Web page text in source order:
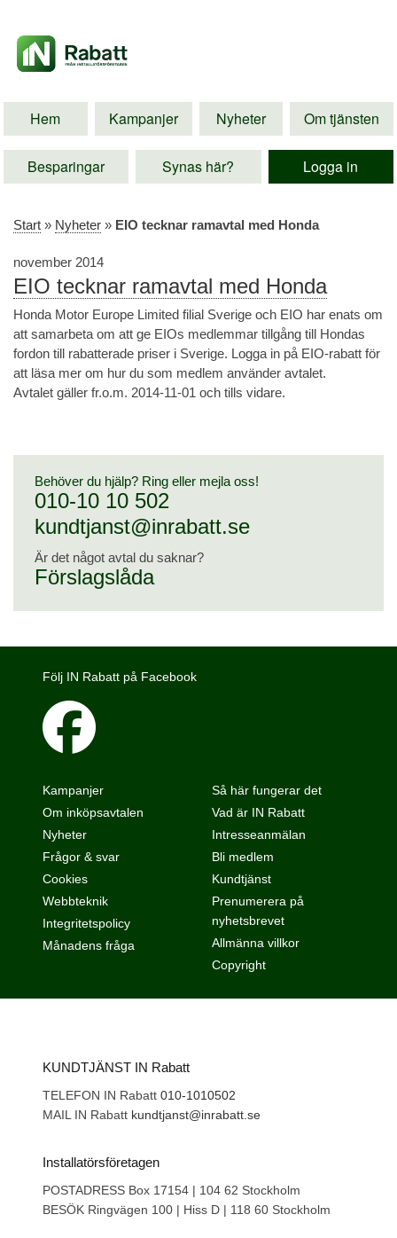
Hem Kampanjer Nyheter Om tjänsten
Besparingar Synas här? Logga in
Start » Nyheter » EIO tecknar ramavtal med Honda
november 2014
EIO tecknar ramavtal med Honda
Honda Motor Europe Limited filial Sverige och EIO har enats om
att samarbeta om att ge EIOs medlemmar tillgång till Hondas
fordon till rabatterade priser i Sverige. Logga in på EIO-rabatt för
att läsa mer om hur du som medlem använder avtalet.
Avtalet gäller fr.o.m. 2014-11-01 och tills vidare.
Behöver du hjälp? Ring eller mejla oss!
010-10 10 502
kundtjanst@inrabatt.se
Är det något avtal du saknar?
Förslagslåda
Följ IN Rabatt på Facebook
Kampanjer
Om inköpsavtalen
Nyheter
Frågor & svar
Så här fungerar det
Vad är IN Rabatt
Intresseanmälan
Bli medlem
Cookies
Webbteknik
Integritetspolicy
Månadens fråga
Kundtjänst
Prenumerera på
nyhetsbrevet
Allmänna villkor
Copyright
KUNDTJÄNST IN Rabatt
TELEFON IN Rabatt 010-1010502
MAIL IN Rabatt kundtjanst@inrabatt.se
Installatörsföretagen
POSTADRESS Box 17154 | 104 62 Stockholm
BESÖK Ringvägen 100 | Hiss D | 118 60 Stockholm